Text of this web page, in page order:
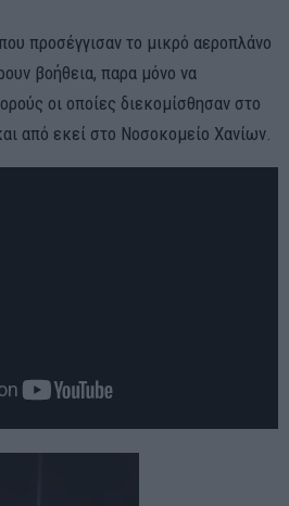
προσέγγισαν το μικρό αεροπλάνο
βοήθεια, παρα μόνο να
οι οποίες διεκομίσθησαν στο
από εκεί στο Νοσοκομείο Χανίων.